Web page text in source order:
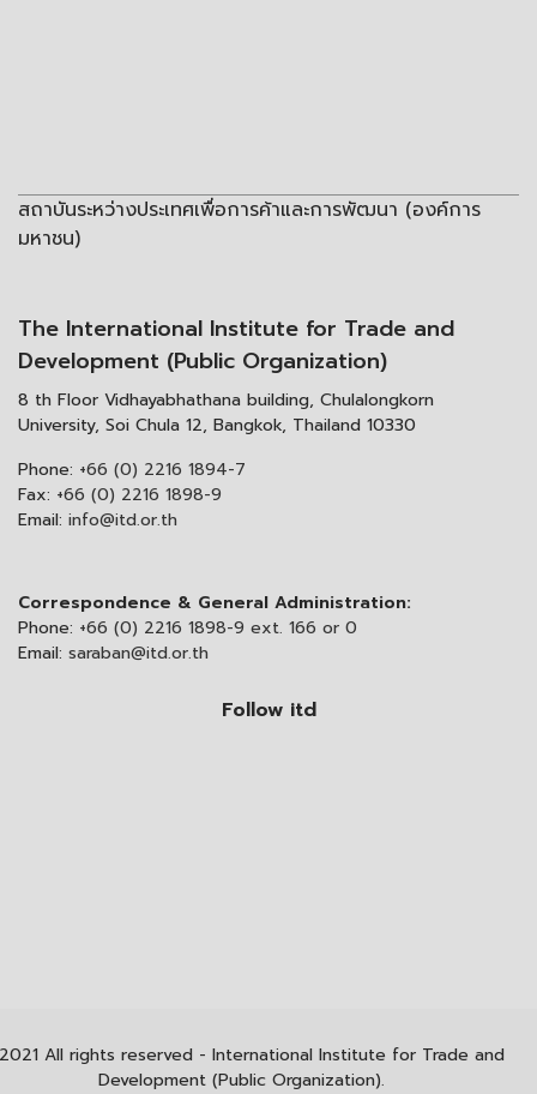
สถาบันระหว่างประเทศเพื่อการค้าและการพัฒนา (องค์การ
มหาชน)
The International Institute for Trade and
Development (Public Organization)
8 th Floor Vidhayabhathana building, Chulalongkorn
University, Soi Chula 12, Bangkok, Thailand 10330
Phone: +66 (0) 2216 1894-7
Fax: +66 (0) 2216 1898-9
Email: info@itd.or.th
Correspondence & General Administration:
Phone: +66 (0) 2216 1898-9 ext. 166 or 0
Email: saraban@itd.or.th
Follow itd
All rights reserved - International Institute for Trade and
Development (Public Organization).